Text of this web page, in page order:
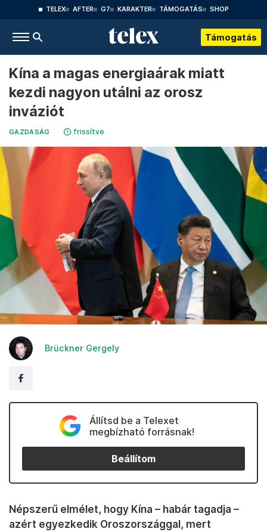
TELEX AFTER G7 KARAKTER TÁMOGATÁS SHOP
Támogatás
Kína a magas energiaárak miatt
kezdi nagyon utálni az orosz
inváziót
GAZDASÁG frissítve
Brückner Gergely
Állítsd be a Telexet
megbízható forrásnak!
Beállítom
Népszerű elmélet, hogy Kína – habár tagadja –
azért egyezkedik Oroszországgal, mert